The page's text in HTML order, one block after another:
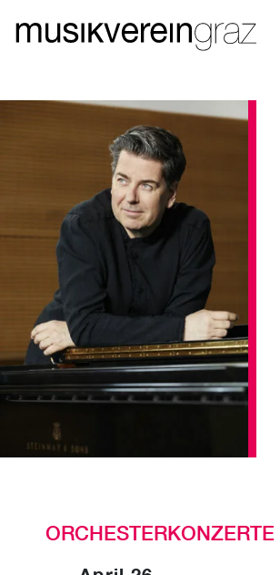
ORCHESTERKONZERTE